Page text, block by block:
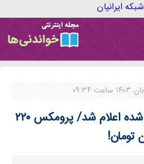
قیمت آیفون ۱۶ رجیستری شده اعلام شد/ پرومکس ۲۲۰
تومان!